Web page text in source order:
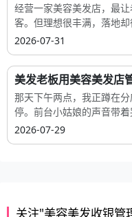
经营一家美容美发店，最
客。但理想很丰满，落地
2026-07-31
美发老板用美容美发店
那天下午两点，我正蹲在
停。前台小姑娘的声音带
2026-07-29
关注"美容美发收银管